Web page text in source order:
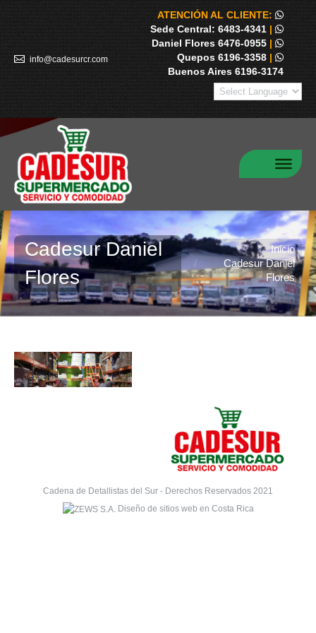
info@cadesurcr.com
ATENCIÓN AL CLIENTE:
Sede Central: 6483-4341 |
Daniel Flores 6476-0955 |
Quepos 6196-3358 |
Buenos Aires 6196-3174
Cadesur Daniel
Flores
Estás aquí:
Inicio
Cadesur Daniel
Flores
Cadena de Detallistas del Sur - Derechos Reservados 2021
Diseño de sitios web en Costa Rica